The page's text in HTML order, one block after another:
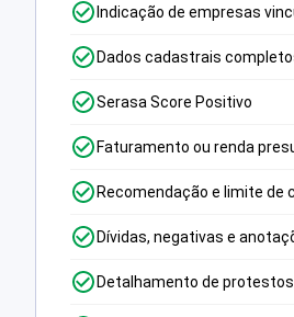
Indicação de empresas
Dados cadastrais
Serasa Score Positivo
Faturamento ou renda
Recomendação e limite de
Dívidas, negativas e
Detalhamento de protestos